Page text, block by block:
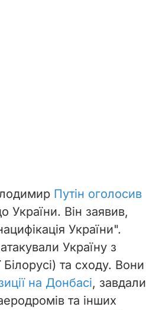
Путін оголосив
України. Він заявив,
України".
Україну з
Білорусі) та сходу. Вони
на Донбасі, завдали
та інших